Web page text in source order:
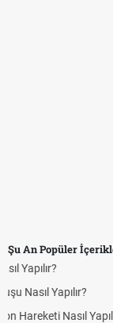
Şu An Popüler
Bonservis Nedir?
Jübile Maçı
Futbolda Averaj